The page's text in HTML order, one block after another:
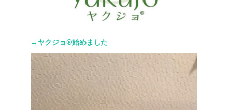
→ヤクジョ®︎始めました